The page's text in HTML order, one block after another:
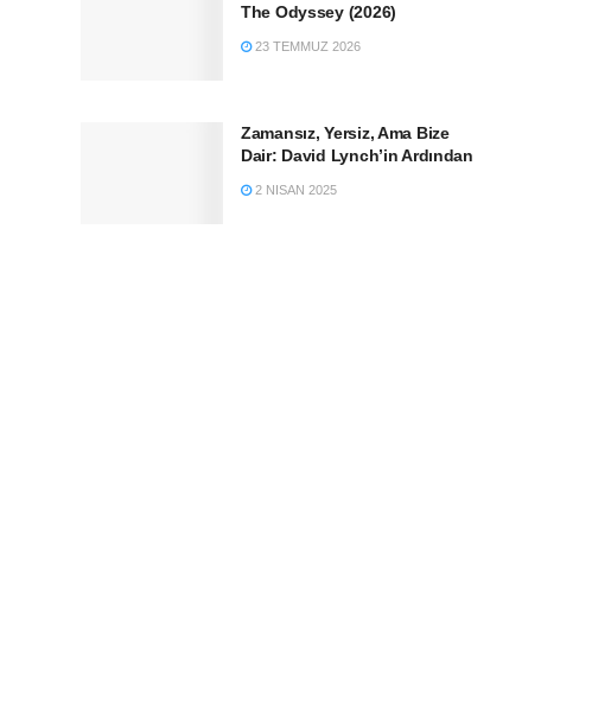
The Odyssey (2026)
23 TEMMUZ 2026
Zamansız, Yersiz, Ama Bize
Dair: David Lynch’in Ardından
2 NISAN 2025